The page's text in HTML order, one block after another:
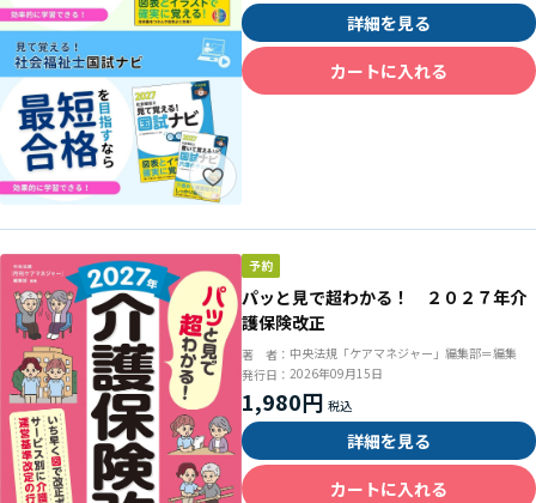
詳細を見る
カートに入れる
パッと見で超わかる！ ２０２７年介
護保険改正
著 者： 中央法規「ケアマネジャー」編集部＝編集
発行日： 2026年09月15日
1,980円
詳細を見る
カートに入れる